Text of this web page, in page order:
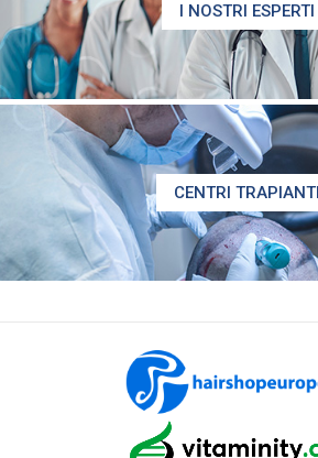
I NOSTRI ESPERTI
CENTRI TRAPIANTI